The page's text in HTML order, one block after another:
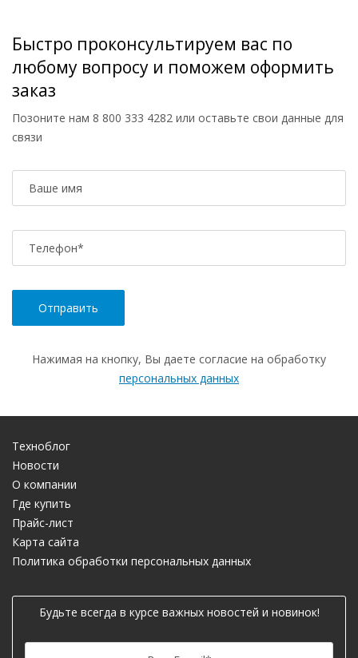
Быстро проконсультируем вас по
любому вопросу и поможем оформить
заказ
Позоните нам 8 800 333 4282 или оставьте свои данные для
связи
Ваше имя
Телефон*
Нажимая на кнопку, Вы даете согласие на обработку
персональных данных
Техноблог
Новости
О компании
Где купить
Прайс-лист
Карта сайта
Политика обработки персональных данных
Будьте всегда в курсе важных новостей и новинок!